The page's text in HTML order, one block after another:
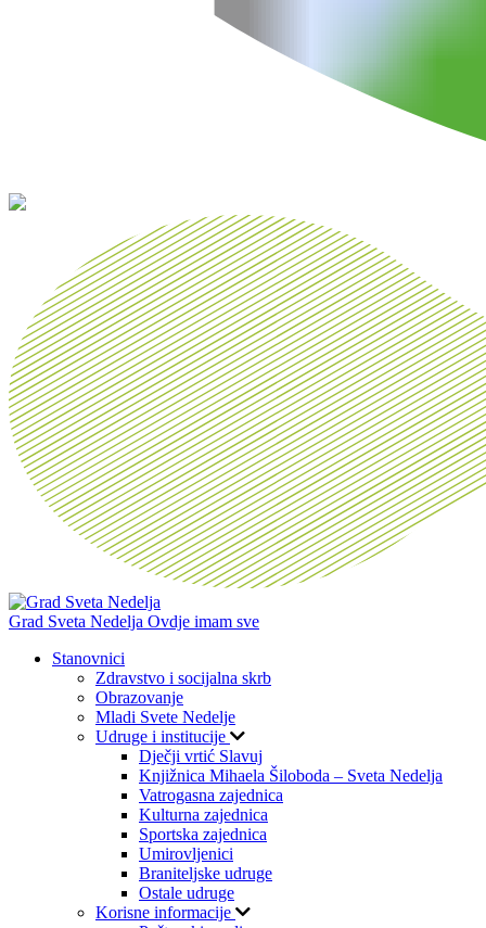
Grad Sveta Nedelja Ovdje imam sve
Stanovnici
Zdravstvo i socijalna skrb
Obrazovanje
Mladi Svete Nedelje
Udruge i institucije
Dječji vrtić Slavuj
Knjižnica Mihaela Šiloboda – Sveta Nedelja
Vatrogasna zajednica
Kulturna zajednica
Sportska zajednica
Umirovljenici
Braniteljske udruge
Ostale udruge
Korisne informacije